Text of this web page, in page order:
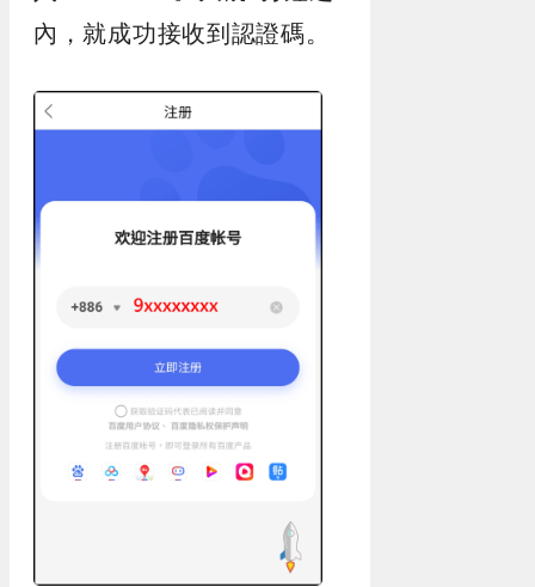
內，就成功接收到認證碼。